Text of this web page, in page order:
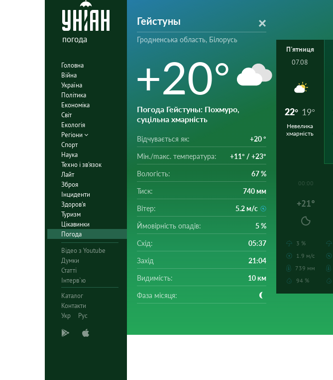
погода
Головна
Війна
Україна
Політика
Економіка
Світ
Екологія
Регіони
Спорт
Наука
Техно і зв'язок
Лайт
Зброя
Інциденти
Здоров'я
Туризм
Цікавинки
Погода
Відео з Youtube
Думки
Статті
Інтерв`ю
Каталог
Контакти
Укр
Рус
Гейстуны
Гродненська область, Білорусь
+20°
Погода Гейстуны: Похмуро,
суцільна хмарність
Відчувається як: +20 °
Мін./mакс. температура: +11° / +23°
Вологість: 67 %
Тиск: 740 мм
Вітер: 5.2 м/с
Ймовірність опадів: 5 %
Схід: 05:37
Захід 21:04
Видимість: 10 км
Фаза місяця:
П'ятниця
07.08
22° 19°
Невелика
хмарність
00:00
+21°
3 %
1.9 м/с
739 мм
94 %